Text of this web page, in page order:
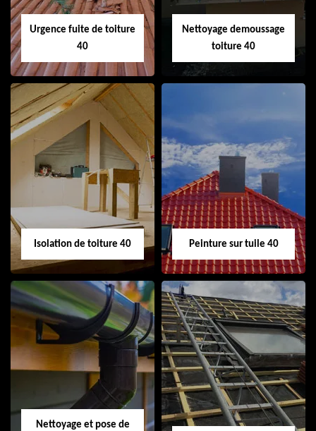
Urgence fuite de toiture
40
Urgence fuite de
toiture 40
Nettoyage demoussage
toiture 40
Nettoyage
demoussage
toiture 40
Isolation de toiture 40
Isolation de toiture
40
Peinture sur tuile 40
Peinture sur tuile
40
Nettoyage et pose de